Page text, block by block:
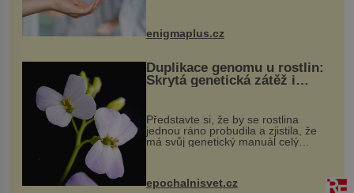
enigmaplus.cz
Duplikace genomu u rostlin:
Skrytá genetická zátěž i
Představte si, že by se rostlina
jednou ráno probudila a zjistila, že
má svůj genetický manuál celý
vstupenka...
epochalnisvet.cz